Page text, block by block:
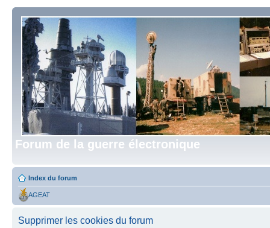
Forum de la guerre électronique
Index du forum
AGEAT
Supprimer les cookies du forum